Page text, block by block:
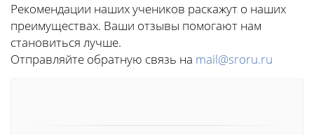
Рекомендации наших учеников раскажут о наших
преимуществах. Ваши отзывы помогают нам
становиться лучше.
Отправляйте обратную связь на mail@sroru.ru